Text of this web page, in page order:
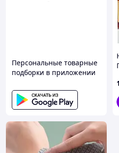
Персональные товарные
подборки в приложении